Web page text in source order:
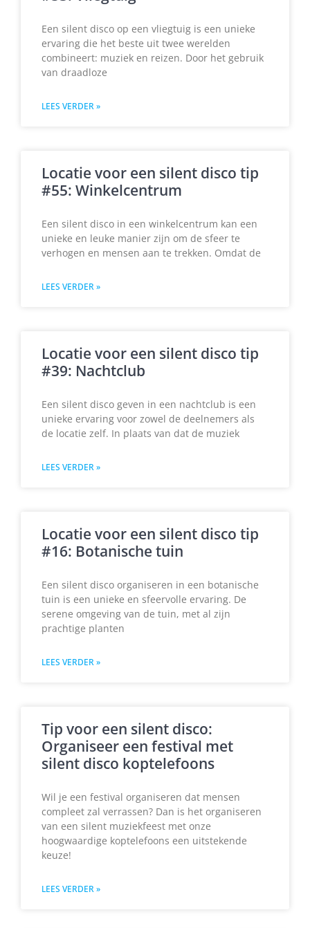
Een silent disco op een vliegtuig is een unieke
ervaring die het beste uit twee werelden
combineert: muziek en reizen. Door het gebruik
van draadloze
LEES VERDER »
Locatie voor een silent disco tip
#55: Winkelcentrum
Een silent disco in een winkelcentrum kan een
unieke en leuke manier zijn om de sfeer te
verhogen en mensen aan te trekken. Omdat de
LEES VERDER »
Locatie voor een silent disco tip
#39: Nachtclub
Een silent disco geven in een nachtclub is een
unieke ervaring voor zowel de deelnemers als
de locatie zelf. In plaats van dat de muziek
LEES VERDER »
Locatie voor een silent disco tip
#16: Botanische tuin
Een silent disco organiseren in een botanische
tuin is een unieke en sfeervolle ervaring. De
serene omgeving van de tuin, met al zijn
prachtige planten
LEES VERDER »
Tip voor een silent disco:
Organiseer een festival met
silent disco koptelefoons
Wil je een festival organiseren dat mensen
compleet zal verrassen? Dan is het organiseren
van een silent muziekfeest met onze
hoogwaardige koptelefoons een uitstekende
keuze!
LEES VERDER »